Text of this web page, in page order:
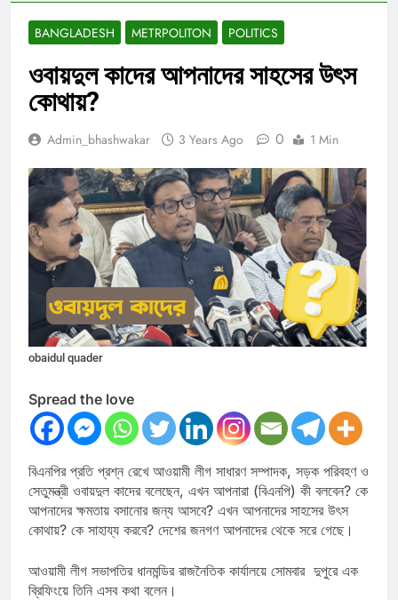
BANGLADESH METRPOLITON POLITICS
ওবায়দুল কাদের আপনাদের সাহসের উৎস
কোথায়?
Admin_bhashwakar 3 Years Ago 0 1 Min
obaidul quader
Spread the love
বিএনপির প্রতি প্রশ্ন রেখে আওয়ামী লীগ সাধারণ সম্পাদক, সড়ক পরিবহণ ও
সেতুমন্ত্রী ওবায়দুল কাদের বলেছেন, এখন আপনারা (বিএনপি) কী বলবেন? কে
আপনাদের ক্ষমতায় বসানোর জন্য আসবে? এখন আপনাদের সাহসের উৎস
কোথায়? কে সাহায্য করবে? দেশের জনগণ আপনাদের থেকে সরে গেছে।
আওয়ামী লীগ সভাপতির ধানমন্ডির রাজনৈতিক কার্যালয়ে সোমবার দুপুরে এক
ব্রিফিংয়ে তিনি এসব কথা বলেন।